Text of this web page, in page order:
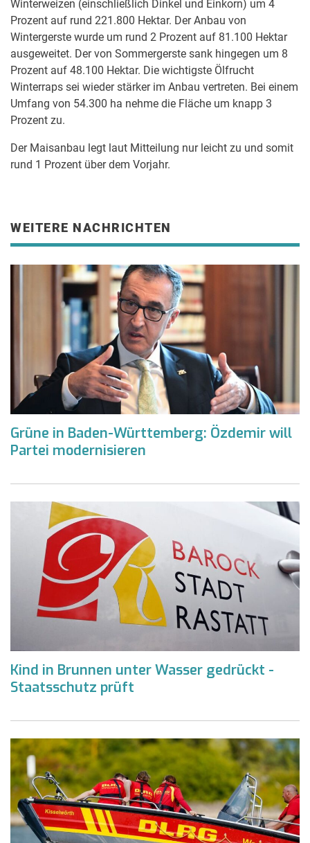
Winterweizen (einschließlich Dinkel und Einkorn) um 4
Prozent auf rund 221.800 Hektar. Der Anbau von
Wintergerste wurde um rund 2 Prozent auf 81.100 Hektar
ausgeweitet. Der von Sommergerste sank hingegen um 8
Prozent auf 48.100 Hektar. Die wichtigste Ölfrucht
Winterraps sei wieder stärker im Anbau vertreten. Bei einem
Umfang von 54.300 ha nehme die Fläche um knapp 3
Prozent zu.
Der Maisanbau legt laut Mitteilung nur leicht zu und somit
rund 1 Prozent über dem Vorjahr.
WEITERE NACHRICHTEN
Grüne in Baden-Württemberg: Özdemir will
Partei modernisieren
Kind in Brunnen unter Wasser gedrückt -
Staatsschutz prüft